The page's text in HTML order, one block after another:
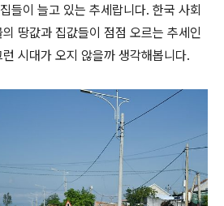
들이 늘고 있는 추세랍니다. 한국 사회
땅값과 집값들이 점점 오르는 추세인
시대가 오지 않을까 생각해봅니다.